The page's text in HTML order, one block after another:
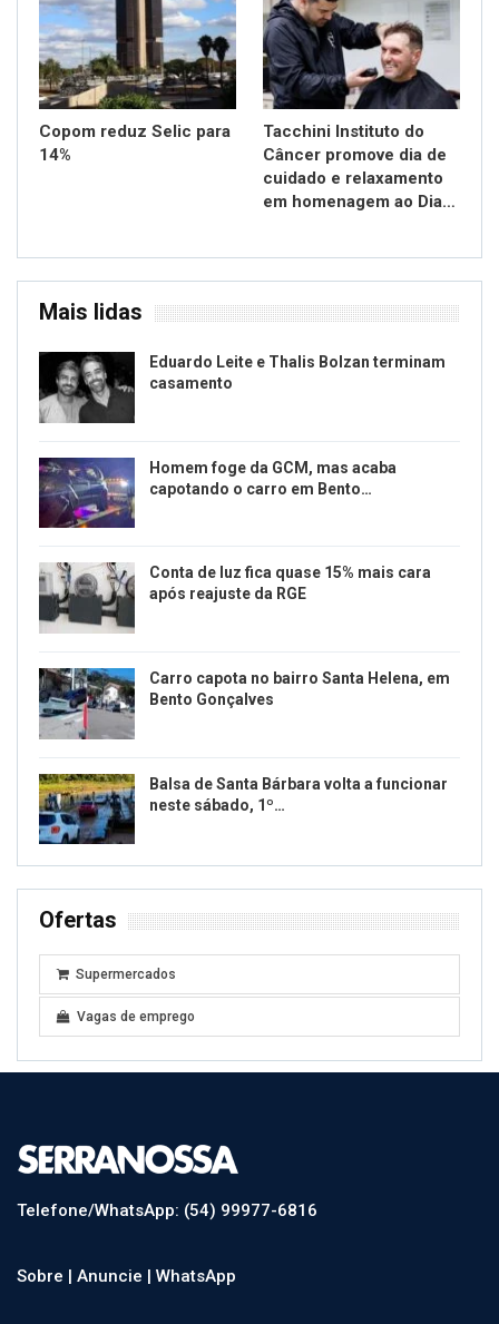
Copom reduz Selic para
14%
Tacchini Instituto do
Câncer promove dia de
cuidado e relaxamento
em homenagem ao Dia…
Mais lidas
Eduardo Leite e Thalis Bolzan terminam
casamento
Homem foge da GCM, mas acaba
capotando o carro em Bento…
Conta de luz fica quase 15% mais cara
após reajuste da RGE
Carro capota no bairro Santa Helena, em
Bento Gonçalves
Balsa de Santa Bárbara volta a funcionar
neste sábado, 1º…
Ofertas
Supermercados
Vagas de emprego
Telefone/WhatsApp: (54) 99977-6816
Sobre | Anuncie | WhatsApp